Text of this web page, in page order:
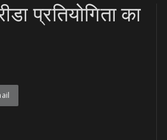
प्रतियोगिता का